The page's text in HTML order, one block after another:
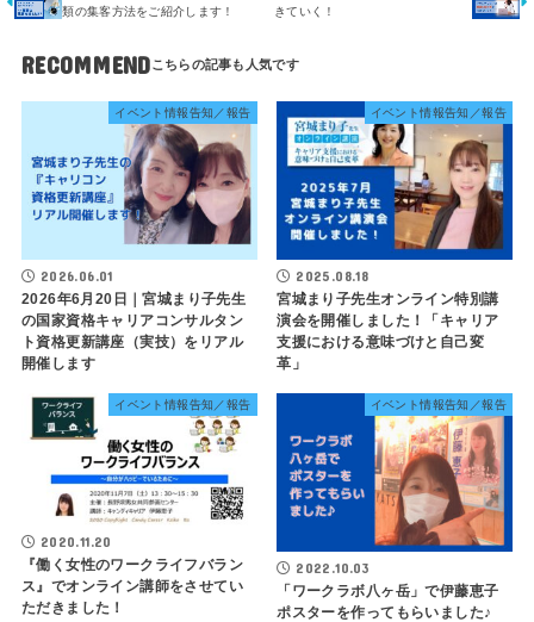
類の集客方法をご紹介します！
きていく！
RECOMMEND
イベント情報告知／報告
2026.06.01
2026年6月20日｜宮城まり子先生
の国家資格キャリアコンサルタン
ト資格更新講座（実技）をリアル
開催します
イベント情報告知／報告
2025.08.18
宮城まり子先生オンライン特別講
演会を開催しました！「キャリア
支援における意味づけと自己変
革」
イベント情報告知／報告
2020.11.20
『働く女性のワークライフバラン
ス』でオンライン講師をさせてい
ただきました！
イベント情報告知／報告
2022.10.03
「ワークラボ八ヶ岳」で伊藤恵子
ポスターを作ってもらいました♪